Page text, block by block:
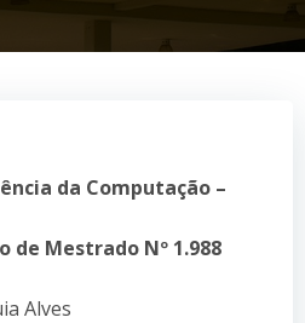
da Computação –
de Mestrado Nº 1.988
Alves